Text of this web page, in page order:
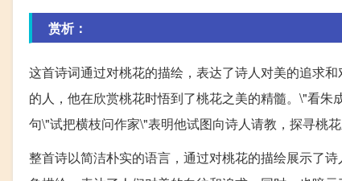
赏析：
这首诗词通过对桃花的描绘，表达了诗人对美的追求
的人，他在欣赏桃花时悟到了桃花之美的精髓。\"看
句\"试把横枝问作家\"表明他试图向诗人请教，探寻桃花
整首诗以简洁朴实的语言，通过对桃花的描绘展示了